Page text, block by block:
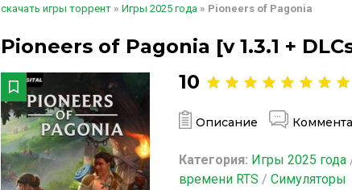
скачать игры торрент » Игры 2025 года » Pioneers of Pagonia
Pioneers of Pagonia [v 1.3.1 +
10
Описание
Категория: Игры 2025 года
времени RTS /Симуляторы